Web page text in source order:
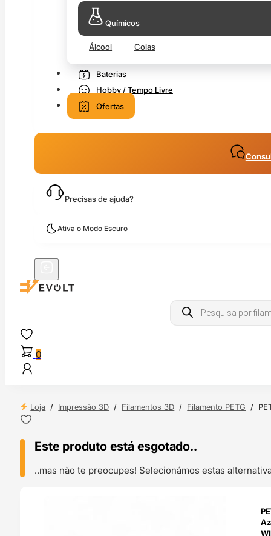
Químicos
Álcool Colas
Baterias
Hobby / Tempo Livre
Ofertas
Precisas de ajuda?
Ativa o Modo Escuro
Products
search
0
Loja / Impressão 3D / Filamentos 3D / Filamento PETG /
Este produto está esgotado..
..mas não te preocupes! Selecionámos estas